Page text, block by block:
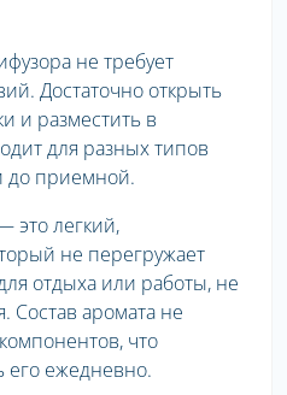
не требует
Достаточно открыть
и разместить в
для разных типов
до приемной.
это легкий,
не перегружает
отдыха или работы, не
Состав аромата не
что
его ежедневно.